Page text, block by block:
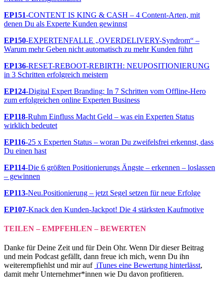
EP151-CONTENT IS KING & CASH – 4 Content-Arten, mit
denen Du als Experte Kunden gewinnst
EP150-EXPERTENFALLE „OVERDELIVERY-Syndrom“ –
Warum mehr Geben nicht automatisch zu mehr Kunden führt
EP136-RESET-REBOOT-REBIRTH: NEUPOSITIONIERUNG
in 3 Schritten erfolgreich meistern
EP124-Digital Expert Branding: In 7 Schritten vom Offline-Hero
zum erfolgreichen online Experten Business
EP118-Ruhm Einfluss Macht Geld – was ein Experten Status
wirklich bedeutet
EP116-25 x Experten Status – woran Du zweifelsfrei erkennst, dass
Du einen hast
EP114-Die 6 größten Positionierungs Ängste – erkennen – loslassen
– gewinnen
EP113-Neu.Positionierung – jetzt Segel setzen für neue Erfolge
EP107-Knack den Kunden-Jackpot! Die 4 stärksten Kaufmotive
TEILEN – EMPFEHLEN – BEWERTEN
Danke für Deine Zeit und für Dein Ohr. Wenn Dir dieser Beitrag
und mein Podcast gefällt, dann freue ich mich, wenn Du ihn
weiterempfiehlst und mir auf iTunes eine Bewertung hinterlässt,
damit mehr Unternehmer*innen wie Du davon profitieren.